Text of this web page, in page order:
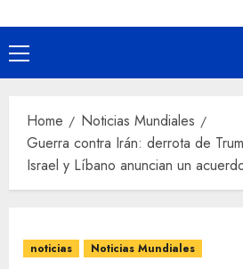
Home
Noticias Mundiales
Guerra contra Irán: derrota de
Israel y Líbano anuncian un
noticias Noticias Mundiales